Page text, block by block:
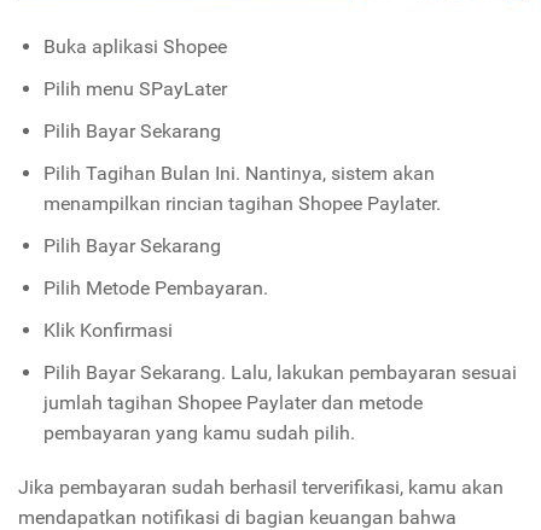
Buka aplikasi Shopee
Pilih menu SPayLater
Pilih Bayar Sekarang
Pilih Tagihan Bulan Ini. Nantinya, sistem akan
menampilkan rincian tagihan Shopee Paylater.
Pilih Bayar Sekarang
Pilih Metode Pembayaran.
Klik Konfirmasi
Pilih Bayar Sekarang. Lalu, lakukan pembayaran sesuai
jumlah tagihan Shopee Paylater dan metode
pembayaran yang kamu sudah pilih.
Jika pembayaran sudah berhasil terverifikasi, kamu akan
mendapatkan notifikasi di bagian keuangan bahwa